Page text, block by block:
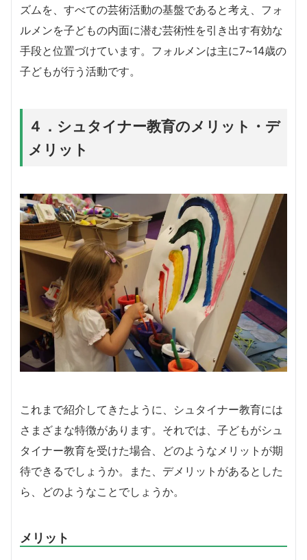
ズムを、すべての芸術活動の基盤であると考え、フォ
ルメンを子どもの内面に潜む芸術性を引き出す有効な
手段と位置づけています。フォルメンは主に7~14歳の
子どもが行う活動です。
４．シュタイナー教育のメリット・デ
メリット
これまで紹介してきたように、シュタイナー教育には
さまざまな特徴があります。それでは、子どもがシュ
タイナー教育を受けた場合、どのようなメリットが期
待できるでしょうか。また、デメリットがあるとした
ら、どのようなことでしょうか。
メリット